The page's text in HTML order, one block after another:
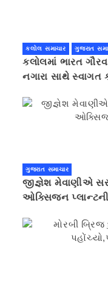
કલોલ સમાચાર ગુજરાત
કલોલમાં ભારત
નગારા સાથે સ્વાગત
ગુજરાત સમાચાર
જીજ્ઞેશ મેવાણીએ
ઓક્સિજન